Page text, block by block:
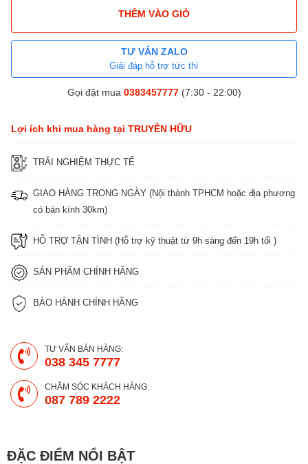
THÊM VÀO GIỎ
TƯ VẤN ZALO
Giải đáp hỗ trợ tức thì
Gọi đặt mua 0383457777(7:30 - 22:00)
Lợi ích khi mua hàng tại TRUYỀN HỮU
TRẢI NGHIỆM THỰC TẾ
GIAO HÀNG TRONG NGÀY (Nội thành TPHCM hoặc địa phương
có bán kính 30km)
HỖ TRỢ TẬN TÌNH (Hỗ trợ kỹ thuật từ 9h sáng đến 19h tối )
SẢN PHẨM CHÍNH HÃNG
BẢO HÀNH CHÍNH HÃNG
TƯ VẤN BÁN HÀNG:
038 345 7777
CHĂM SÓC KHÁCH HÀNG:
087 789 2222
ĐẶC ĐIỂM NỔI BẬT